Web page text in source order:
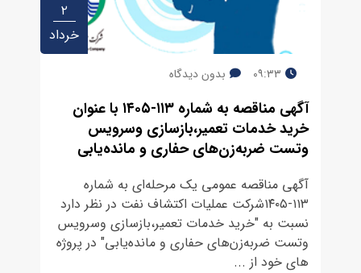
۲
خرداد
۰۹:۳۳ بدون دیدگاه
آﮔﻬﯽ مناقصه به شماره ۱۱۳-۱۴۰۵ با عنوان
خرید خدمات تعمیر،بازسازی وسرویس
وتست ضربه‌زن‌های حفاری و مانده‌یابی
آﮔﻬﯽ مناقصه ﻋﻤﻮﻣﯽ یک مرحله‌ای به شماره
۱۱۳-۱۴۰۵ﺷﺮﮐﺖ ﻋﻤﻠﯿﺎت اﮐﺘﺸﺎف ﻧﻔﺖ در ﻧﻈﺮ دارد
ﻧﺴﺒﺖ به "خرید خدمات تعمیر،بازسازی وسرویس
وتست ضربه‌زن‌های حفاری و مانده‌یابی" در پروژه
های خود از ...